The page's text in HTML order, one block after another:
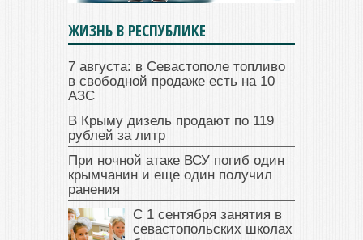
ЖИЗНЬ В РЕСПУБЛИКЕ
7 августа: в Севастополе топливо
в свободной продаже есть на 10
АЗС
В Крыму дизель продают по 119
рублей за литр
При ночной атаке ВСУ погиб один
крымчанин и еще один получил
ранения
С 1 сентября занятия в
севастопольских школах